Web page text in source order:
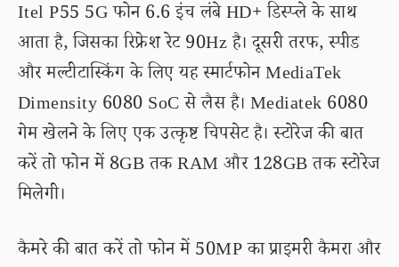
Itel P55 5G फोन 6.6 इंच लंबे HD+ डिस्प्ले के साथ
आता है, जिसका रिफ्रेश रेट 90Hz है। दूसरी तरफ, स्पीड
और मल्टीटास्किंग के लिए यह स्मार्टफोन MediaTek
Dimensity 6080 SoC से लैस है। Mediatek 6080
गेम खेलने के लिए एक उत्कृष्ट चिपसेट है। स्टोरेज की बात
करें तो फोन में 8GB तक RAM और 128GB तक स्टोरेज
मिलेगी।
कैमरे की बात करें तो फोन में 50MP का प्राइमरी कैमरा और